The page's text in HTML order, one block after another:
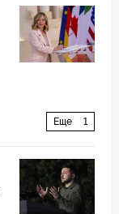
Еще 1